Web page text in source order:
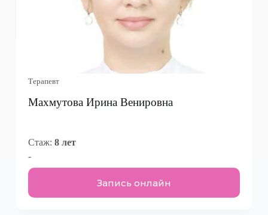
Терапевт
Махмутова Ирина Венировна
Стаж: 8 лет
-
Запись онлайн